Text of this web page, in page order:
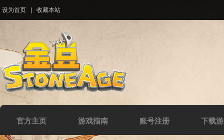
设为首页 收藏本站
官方主页 游戏指南 账号注册 下载